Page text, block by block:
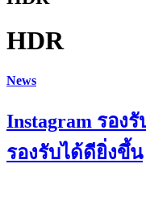
HDR
News
Instagram รอง
รองรับได้ดียิ่งขึ้น